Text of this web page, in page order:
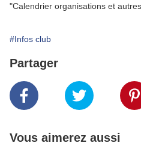
"Calendrier organisations et
#Infos club
Partager
Vous aimerez aussi